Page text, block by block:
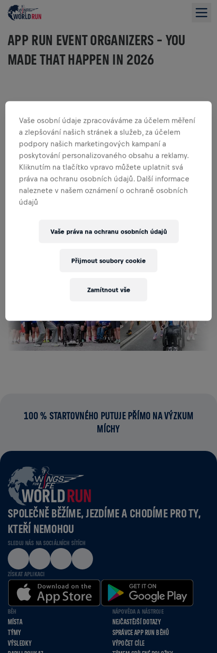
APP RUN EVENT ORGANIZERS – YOU
MADE THAT HAPPEN IN 2026
Připoj se k tisícům lidí po celém světě v této jedinečné
celosvětové běžecké akci, která podporuje výzkum
poranění míchy.
Každý tvůj krok nás přibližuje k nalezení léku na poranění
míchy. Pojďme běžet pro ty, kteří nemohou, 9. května
2027!
Registrace začne 5. listopadu 2026 v 11:00 UTC. Jakmile to
bude možné, dáme ti vědět.
ZÍSKAT UPOZORNĚNÍ
100 % STARTOVNÉHO PUTUJE PŘÍMO NA VÝZKUM
MÍCHY
SPOLEČNĚ BĚŽÍME, JEZDÍME A CHODÍME PRO TY,
KTEŘÍ NEMOHOU
SLEDUJ NÁS NA SOCIÁLNÍCH SÍTÍCH
ZÍSKAT APLIKACI
BĚH
MÍSTA
TÝMY
VÝSLEDKY
NÁPOVĚDA A NÁSTROJE
NEJČASTĚJŠÍ DOTAZY
SPRÁVCE APP RUN BĚHŮ
VÝPOČET CÍLE
Vaše osobní údaje zpracováváme za účelem měření
a zlepšování našich stránek a služeb, za účelem
podpory našich marketingových kampaní a
poskytování personalizovaného obsahu a reklamy.
Kliknutím na tlačítko vpravo můžete uplatnit svá
práva na ochranu osobních údajů. Další informace
naleznete v našem oznámení o ochraně osobních
údajů
Vaše práva na ochranu osobních údajů
Zamítnout vše
Přijmout soubory cookie